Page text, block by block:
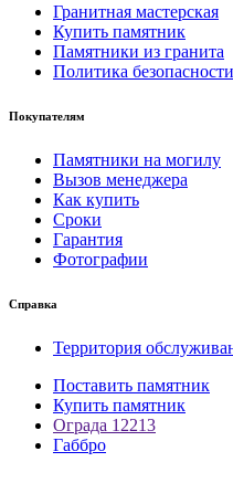
Гранитная мастерская
Купить памятник
Памятники из гранита
Политика безопасности
Покупателям
Памятники на могилу
Вызов менеджера
Как купить
Сроки
Гарантия
Фотографии
Справка
Территория
Поставить памятник
Купить памятник
Ограда 12213
Габбро